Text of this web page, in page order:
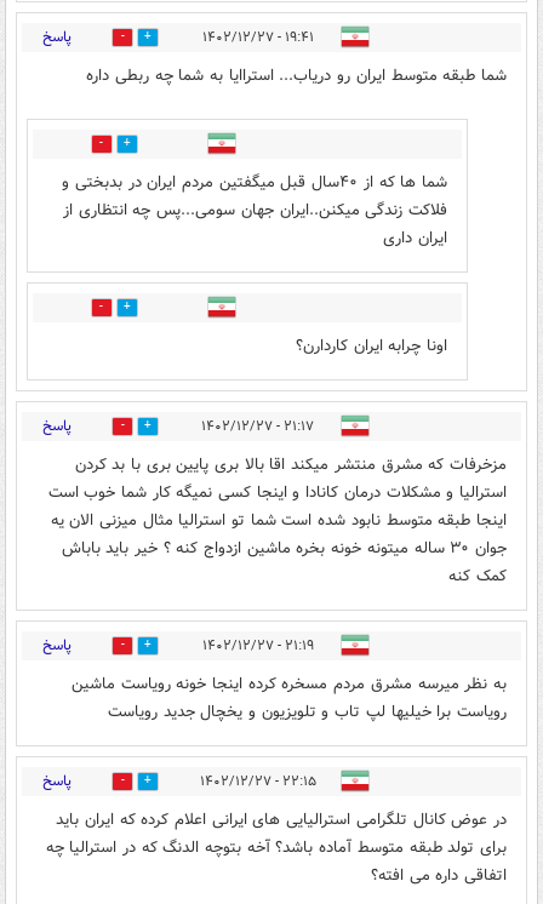
۱۹:۴۱ - ۱۴۰۲/۱۲/۲۷ 8 پاسخ
شما طبقه متوسط ایران رو دریاب... استراایا به شما چه ربطی داره
0
شما ها که از ۴۰سال قبل میگفتین مردم ایران در بدبختی و
فلاکت زندگی میکنن..ایران جهان سومی...پس چه انتظاری از
ایران داری
0
اونا چرابه ایران کاردارن؟
۲۱:۱۷ - ۱۴۰۲/۱۲/۲۷ 0 پاسخ
مزخرفات که مشرق منتشر میکند اقا بالا بری پایین بری با بد کردن
استرالیا و مشکلات درمان کانادا و اینجا کسی نمیگه کار شما خوب است
اینجا طبقه متوسط نابود شده است شما تو استرالیا مثال میزنی الان یه
جوان ۳۰ ساله میتونه خونه بخره ماشین ازدواج کنه ؟ خیر باید باباش
کمک کنه
۲۱:۱۹ - ۱۴۰۲/۱۲/۲۷ 0 پاسخ
به نظر میرسه مشرق مردم مسخره کرده اینجا خونه رویاست ماشین
رویاست برا خیلیها لپ تاب و تلویزیون و یخچال جدید رویاست
۲۲:۱۵ - ۱۴۰۲/۱۲/۲۷ 1 پاسخ
در عوض کانال تلگرامی استرالیایی های ایرانی اعلام کرده که ایران باید
برای تولد طبقه متوسط آماده باشد؟ آخه بتوچه الدنگ که در استرالیا چه
اتفاقی داره می افته؟